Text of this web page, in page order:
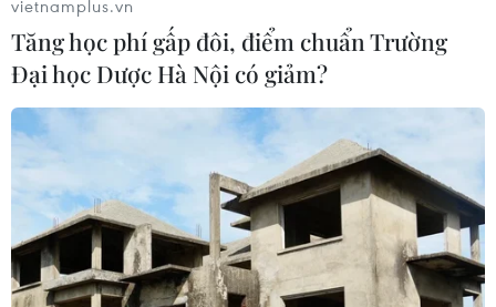
vietnamplus.vn
Tăng học phí gấp đôi, điểm chuẩn Trường
Đại học Dược Hà Nội có giảm?